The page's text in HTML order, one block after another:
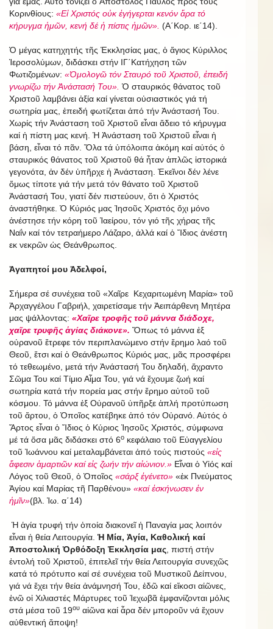
Κορινθίους: «Εἰ Χριστός οὐκ ἐγήγερται κενόν ἄρα τό
κήρυγμα ἡμῶν, κενή δέ ἡ πίστις ἡμῶν». (Α΄Κορ. ιε΄14).
Ὁ μέγας κατηχητής τῆς Ἐκκλησίας μας, ὁ ἅγιος Κύριλλος
Ἱεροσολύμων, διδάσκει στήν ΙΓ΄Κατήχηση τῶν
Φωτιζομένων: «Ὁμολογῶ τόν Σταυρό τοῦ Χριστοῦ, ἐπειδή
γνωρίζω τήν Ἀνάστασή Του». Ὁ σταυρικός θάνατος τοῦ
Χριστοῦ λαμβάνει ἀξία καί γίνεται οὐσιαστικός γιά τή
σωτηρία μας, ἐπειδή φωτίζεται ἀπό τήν Ἀνάστασή Του.
Χωρίς τήν Ἀνάσταση τοῦ Χριστοῦ εἶναι ἄδειο τό κήρυγμα
καί ἡ πίστη μας κενή. Ἡ Ἀνάσταση τοῦ Χριστοῦ εἶναι ἡ
βάση, εἶναι τό πᾶν. Ὅλα τά ὑπόλοιπα ἀκόμη καί αὐτός ὁ
σταυρικός θάνατος τοῦ Χριστοῦ θά ἦταν ἁπλῶς ἱστορικά
γεγονότα, ἀν δέν ὑπῆρχε ἡ Ἀνάσταση. Ἐκεῖνοι δέν λένε
ὅμως τίποτε γιά τήν μετά τόν θάνατο τοῦ Χριστοῦ
Ἀνάστασή Του, γιατί δέν πιστεύουν, ὅτι ὁ Χριστός
ἀναστήθηκε. Ὁ Κύριός μας Ἰησοῦς Χριστός ὄχι μόνο
ἀνέστησε τήν κόρη τοῦ Ἰαείρου, τόν γιό τῆς χήρας τῆς
Ναΐν καί τόν τετραήμερο Λάζαρο, ἀλλά καί ὁ Ἴδιος ἀνέστη
εκ νεκρῶν ὡς Θεάνθρωπος.
Ἀγαπητοί μου Ἀδελφοί,
Σήμερα σέ συνέχεια τοῦ «Χαῖρε Κεχαριτωμένη Μαρία» τοῦ
Ἀρχαγγέλου Γαβριήλ, χαιρετίσαμε τήν Ἀειπάρθενη Μητέρα
μας ψάλλοντας: «Χαῖρε τροφῆς τοῦ μάννα διάδοχε,
χαῖρε τρυφῆς ἁγίας διάκονε». Ὅπως τό μάννα ἐξ
οὐρανοῦ ἔτρεφε τόν περιπλανώμενο στήν ἔρημο λαό τοῦ
Θεοῦ, ἔτσι καί ὁ Θεάνθρωπος Κύριός μας, μᾶς προσφέρει
τό τεθεωμένο, μετά τήν Ἀνάστασή Του δηλαδή, ἄχραντο
Σῶμα Του καί Τίμιο Αἷμα Του, γιά νά ἔχουμε ζωή καί
σωτηρία κατά τήν πορεία μας στήν ἔρημο αὐτοῦ τοῦ
κόσμου. Τό μάννα ἐξ Οὐρανοῦ ὑπῆρξε ἁπλή προτύπωση
τοῦ ἄρτου, ὁ Ὁποῖος κατέβηκε ἀπό τόν Οὐρανό. Αὐτός ὁ
Ἄρτος εἶναι ὁ Ἴδιος ὁ Kύριος Ἰησοῦς Χριστός, σύμφωνα
μέ τά ὅσα μᾶς διδάσκει στό 6ο κεφάλαιο τοῦ Εὐαγγελίου
τοῦ Ἰωάννου καί μεταλαμβάνεται ἀπό τούς πιστούς «εἰς
ἄφεσιν ἁμαρτιῶν καί εἰς ζωήν τήν αἰώνιον.» Εἶναι ὁ Υἱός καί
Λόγος τοῦ Θεοῦ, ὁ Ὁποῖος «σάρξ ἐγένετο» «ἐκ Πνεύματος
Ἁγίου καί Μαρίας τῆ Παρθένου» «καί ἐσκήνωσεν ἐν
ἡμῖν»(βλ. Ἰω. α΄14)
Ἡ ἁγία τρυφή τήν ὁποία διακονεῖ ἡ Παναγία μας λοιπόν
εἶναι ἡ θεία Λειτουργία. Ἡ Μία, Ἁγία, Καθολική καί
Ἀποστολική Ὀρθόδοξη Ἐκκλησία μας , πιστή στήν
ἐντολή τοῦ Χριστοῦ, ἐπιτελεῖ τήν θεία Λειτουργία συνεχῶς
κατά τό πρότυπο καί σέ συνέχεια τοῦ Μυστικοῦ Δείπνου,
γιά νά ἔχει τήν θεία ἀνάμνησή Του, ἐδῶ καί εἴκοσι αἰῶνες,
ἐνῶ οἱ Χιλιαστές Μάρτυρες τοῦ Ἱεχωβᾶ ἐμφανίζονται μόλις
στά μέσα τοῦ 19ου αἰῶνα καί ἆρα δέν μποροῦν νά ἔχουν
αὐθεντική ἄποψη!